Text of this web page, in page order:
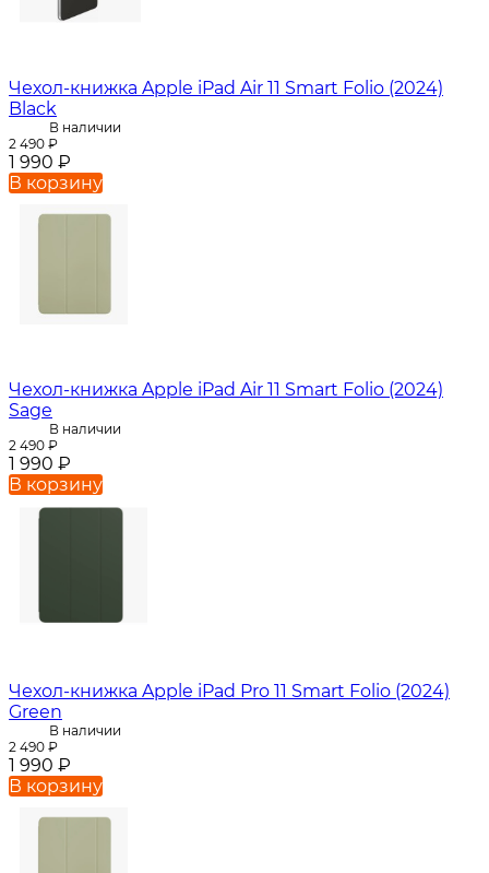
Чехол-книжка Apple iPad Air 11 Smart Folio (2024)
Black
В наличии
2 490 ₽
1 990 ₽
В корзину
Чехол-книжка Apple iPad Air 11 Smart Folio (2024)
Sage
В наличии
2 490 ₽
1 990 ₽
В корзину
Чехол-книжка Apple iPad Pro 11 Smart Folio (2024)
Green
В наличии
2 490 ₽
1 990 ₽
В корзину